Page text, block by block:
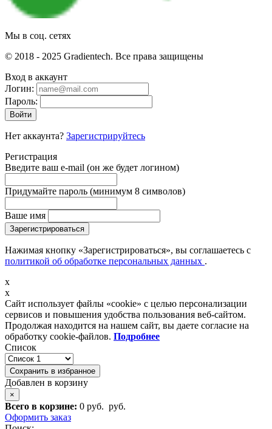
Мы в соц. сетях
© 2018 - 2025 Gradientech. Все права защищены
Вход в аккаунт
Логин:
Пароль:
Войти
Нет аккаунта? Зарегистрируйтесь
Регистрация
Введите ваш e-mail (он же будет логином)
Придумайте пароль (минимум 8 символов)
Ваше имя
Зарегистрироваться
Нажимая кнопку «Зарегистрироваться», вы соглашаетесь с
политикой об обработке персональных данных .
x
x
Сайт использует файлы «cookie» с целью персонализации
сервисов и повышения удобства пользования веб-сайтом.
Продолжая находится на нашем сайт, вы даете согласие на
обработку cookie-файлов. Подробнее
Список
Сохранить в избранное
Добавлен в корзину
×
Всего в корзине: 0 руб. руб.
Оформить заказ